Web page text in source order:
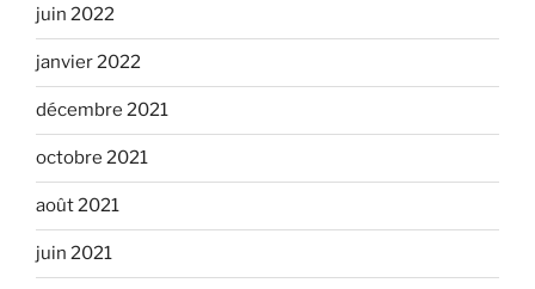
juin 2022
janvier 2022
décembre 2021
octobre 2021
août 2021
juin 2021